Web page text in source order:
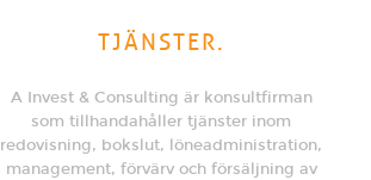
TJÄNSTER.
A Invest & Consulting är konsultfirman
som tillhandahåller tjänster inom
redovisning, bokslut, löneadministration,
management, förvärv och försäljning av